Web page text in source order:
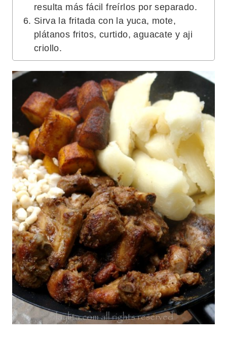
resulta más fácil freírlos por separado.
Sirva la fritada con la yuca, mote,
plátanos fritos, curtido, aguacate y aji
criollo.